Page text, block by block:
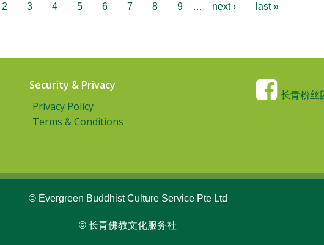
2 3 4 5 6 7 8 9 … next › last »
Security & Privacy
Privacy Policy
Terms & Conditions
长青粉丝
© Evergreen Buddhist Culture Service Pte Ltd
© 长青佛教文化服务社